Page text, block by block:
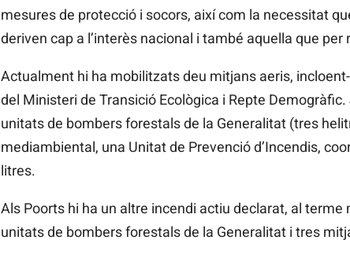
mesures de protecció i socors, així com la necessitat
deriven cap a l’interès nacional i també aquella que
Actualment hi ha mobilitzats deu mitjans aeris,
del Ministeri de Transició Ecològica i Repte
unitats de bombers forestals de la Generalitat (tres
mediambiental, una Unitat de Prevenció d’Incendis,
litres.
Als Poorts hi ha un altre incendi actiu declarat, al
unitats de bombers forestals de la Generalitat i tres